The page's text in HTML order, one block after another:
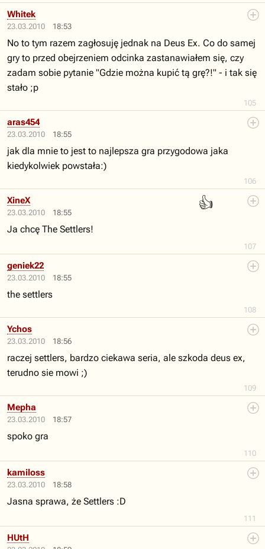
23.03.2010 18:53
105
Whitek
No to tym razem zagłosuję jednak na Deus Ex. Co do samej
gry to przed obejrzeniem odcinka zastanawiałem się, czy
zadam sobie pytanie "Gdzie można kupić tą grę?!" - i tak się
stało ;p
23.03.2010 18:55
106
aras454
jak dla mnie to jest to najlepsza gra przygodowa jaka
kiedykolwiek powstała:)
23.03.2010 18:55
👍
107
XineX
Ja chcę The Settlers!
23.03.2010 18:55
108
geniek22
the settlers
23.03.2010 18:56
109
Ychos
raczej settlers, bardzo ciekawa seria, ale szkoda deus ex,
terudno sie mowi ;)
23.03.2010 18:57
110
Mepha
spoko gra
23.03.2010 18:58
111
kamiloss
Jasna sprawa, że Settlers :D
HUtH